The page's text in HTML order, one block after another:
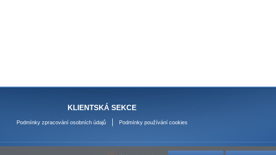
KLIENTSKÁ SEKCE
Podmínky zpracování osobních údajů Podmínky používání cookies